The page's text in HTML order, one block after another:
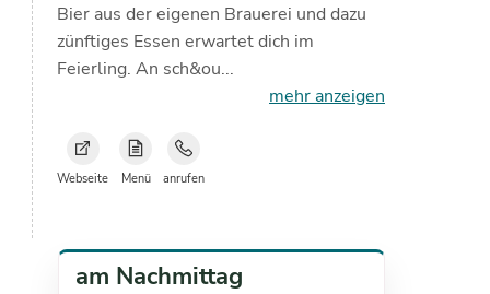
Bier aus der eigenen Brauerei und dazu
zünftiges Essen erwartet dich im
Feierling. An sch&ou...
mehr anzeigen
Webseite Menü anrufen
am Nachmittag